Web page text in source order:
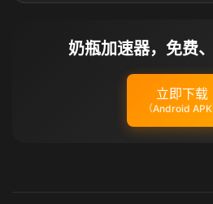
奶瓶加速器，免费
立即下载
（Android APK